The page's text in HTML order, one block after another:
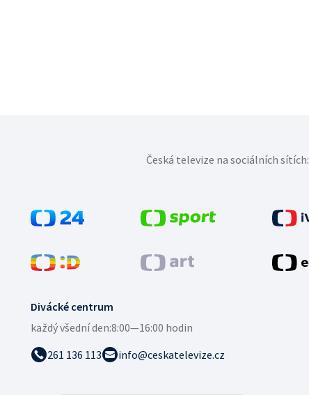
Divácké centrum
každý všední den:8:00—16:00 hodin
261 136 113
info@ceskatelevize.cz
Česká televize na sociálních sítích: